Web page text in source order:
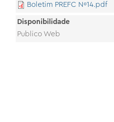
Boletim PREFC Nº14.pdf
Disponibilidade
Publico Web